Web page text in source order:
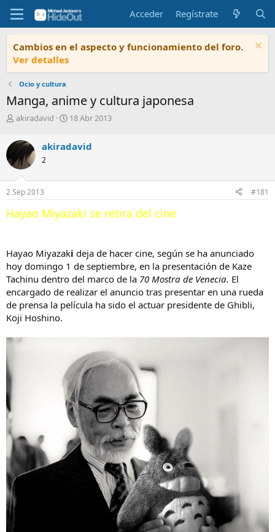
Acceder Regístrate
Cambios en el aspecto y funcionamiento del foro.
Ver detalles
Ocio y cultura
Manga, anime y cultura japonesa
I
i
i
a
d
o
d
t
e
m
a
akiradavid
F
h
e
i
o
18 Abr 2013
akiradavid
2
2 Sep 2013 #181
Hayao Miyazaki se retira del cine
Hayao Miyazaki deja de hacer cine, según se ha anunciado
hoy domingo 1 de septiembre, en la presentación de Kaze
Tachinu dentro del marco de la 70 Mostra de Venecia. El
encargado de realizar el anuncio tras presentar en una rueda
de prensa la película ha sido el actuar presidente de Ghibli,
Koji Hoshino.